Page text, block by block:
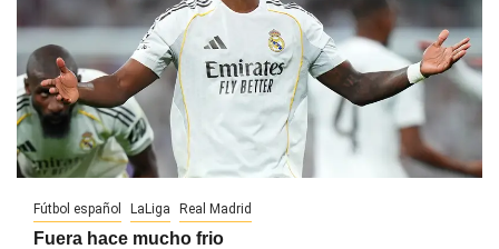
Fútbol español LaLiga Real Madrid
Fuera hace mucho frio